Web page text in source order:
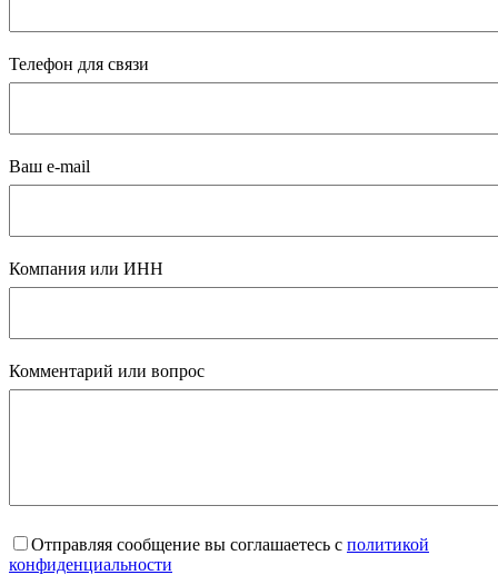
Телефон для связи
Ваш e-mail
Компания или ИНН
Комментарий или вопрос
Отправляя сообщение вы соглашаетесь с политикой
конфиденциальности